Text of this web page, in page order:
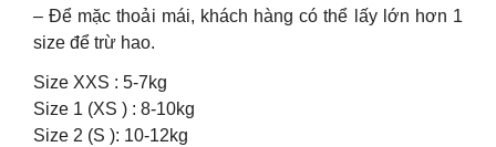
– Để mặc thoải mái, khách hàng có thể lấy lớn hơn 1
size để trừ hao.
Size XXS : 5-7kg
Size 1 (XS ) : 8-10kg
Size 2 (S ): 10-12kg